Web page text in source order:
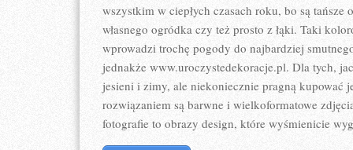
wszystkim w ciepłych czasach roku, bo są tańsze
własnego ogródka czy też prosto z łąki. Taki
wprowadzi trochę pogody do najbardziej
jednakże www.uroczystedekoracje.pl. Dla tych,
jesieni i zimy, ale niekoniecznie pragną kupować
rozwiązaniem są barwne i wielkoformatowe
fotografie to obrazy design, które wyśmienicie